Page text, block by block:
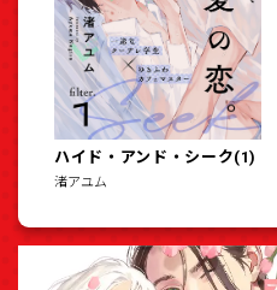
ハイド・アンド・シーク(1)
渚アユム